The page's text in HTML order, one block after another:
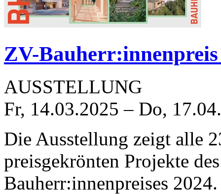
ZV-Bauherr:innenpreis
AUSSTELLUNG
Fr, 14.03.2025 – Do,
Die Ausstellung zeigt alle
preisgekrönten Projekte
Bauherr:innenpreises 2024.